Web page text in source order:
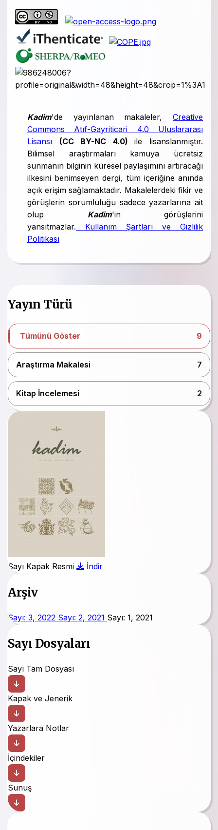
Kadim'de yayınlanan makaleler, Creative
Commons Atıf-Gayriticari 4.0 Uluslararası
Lisansı
(CC BY-NC 4.0)ile lisanslanmıştır.
Bilimsel araştırmaları kamuya ücretsiz
sunmanın bilginin küresel paylaşımını artıracağı
ilkesini benimseyen dergi, tüm içeriğine anında
açık erişim sağlamaktadır. Makalelerdeki fikir ve
görüşlerin sorumluluğu sadece yazarlarına ait
olup Kadim'in görüşlerini
yansıtmazlar. Kullanım Şartları ve Gizlilik
Politikası
Yayın Türü
Tümünü Göster 9
Araştırma Makalesi 7
Kitap İncelemesi 2
Sayı Kapak Resmi İndir
Arşiv
Sayı: 3, 2022 Sayı: 2, 2021 Sayı: 1, 2021
Sayı Dosyaları
Sayı Tam Dosyası
Kapak ve Jenerik
Yazarlara Notlar
İçindekiler
Sunuş